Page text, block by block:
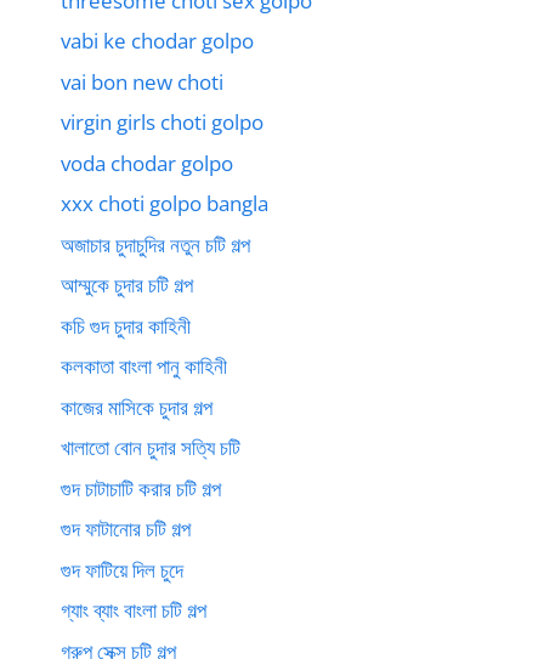
vabi ke chodar golpo
vai bon new choti
virgin girls choti golpo
voda chodar golpo
xxx choti golpo bangla
অজাচার চুদাচুদির নতুন চটি গল্প
আম্মুকে চুদার চটি গল্প
কচি গুদ চুদার কাহিনী
কলকাতা বাংলা পানু কাহিনী
কাজের মাসিকে চুদার গল্প
খালাতো বোন চুদার সত্যি চটি
গুদ চাটাচাটি করার চটি গল্প
গুদ ফাটানোর চটি গল্প
গুদ ফাটিয়ে দিল চুদে
গ্যাং ব্যাং বাংলা চটি গল্প
গ্রুপ সেক্স চটি গল্প